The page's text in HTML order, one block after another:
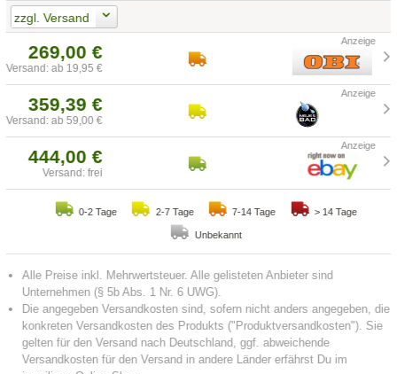
zzgl. Versand
269,00 €
Versand: ab 19,95 €
359,39 €
Versand: ab 59,00 €
444,00 €
Versand: frei
0-2 Tage 2-7 Tage 7-14 Tage > 14 Tage
Unbekannt